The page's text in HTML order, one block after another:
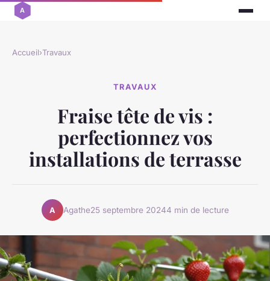
Accueil›Travaux
TRAVAUX
Fraise tête de vis :
perfectionnez vos
installations de terrasse
A Agathe25 septembre 20244 min de lecture